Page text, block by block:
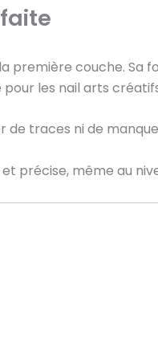
première couche. Sa
les nail arts
de traces ni de
précise, même au